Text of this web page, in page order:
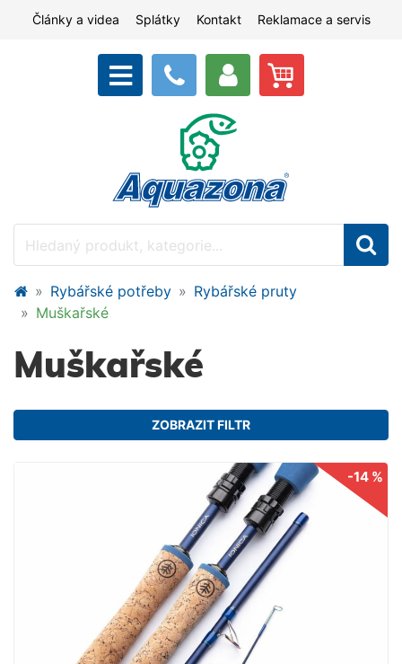
Články a videa Splátky Kontakt Reklamace a servis
Rybářské potřeby
Rybářské pruty
Muškařské
Muškařské
ZOBRAZIT FILTR
-14 %